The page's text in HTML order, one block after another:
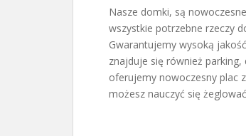
Nasze domki, są
wszystkie potrzebne rzeczy
Gwarantujemy wysoką
znajduje się również
oferujemy nowoczesny plac
możesz nauczyć się